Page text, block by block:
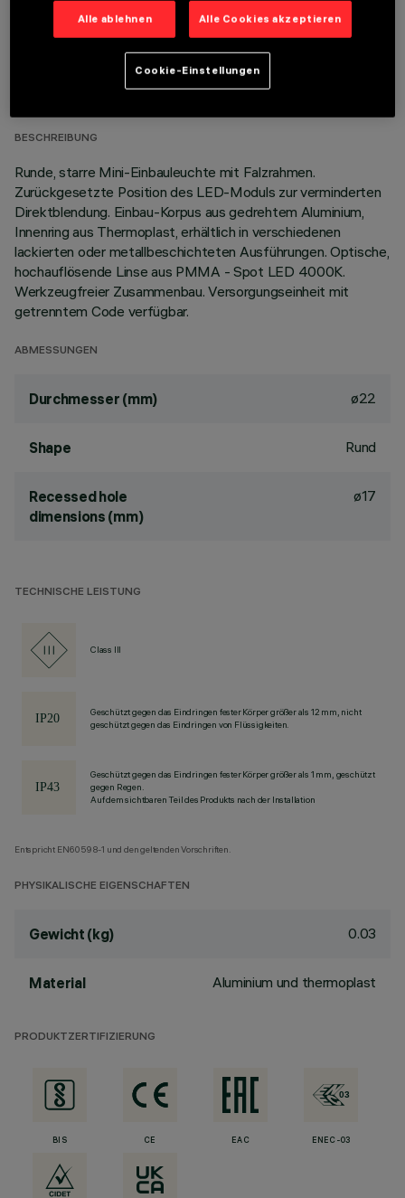
TECHNISCHE DATEN
LETZTES UPDATE: 05.08.2026
BESCHREIBUNG
Runde, starre Mini-Einbauleuchte mit Falzrahmen.
Zurückgesetzte Position des LED-Moduls zur verminderten
Direktblendung. Einbau-Korpus aus gedrehtem Aluminium,
Innenring aus Thermoplast, erhältlich in verschiedenen
lackierten oder metallbeschichteten Ausführungen. Optische,
hochauflösende Linse aus PMMA - Spot LED 4000K.
Werkzeugfreier Zusammenbau. Versorgungseinheit mit
getrenntem Code verfügbar.
ABMESSUNGEN
Durchmesser (mm) ø22
Shape Rund
Recessed hole
dimensions (mm)
ø17
TECHNISCHE LEISTUNG
Class III
Geschützt gegen das Eindringen fester Körper größer als 12 mm, nicht
geschützt gegen das Eindringen von Flüssigkeiten.
Geschützt gegen das Eindringen fester Körper größer als 1 mm, geschützt
gegen Regen.
Auf dem sichtbaren Teil des Produkts nach der Installation
Entspricht EN60598-1 und den geltenden Vorschriften.
PHYSIKALISCHE EIGENSCHAFTEN
Gewicht (kg) 0.03
Material Aluminium und thermoplast
PRODUKTZERTIFIZIERUNG
BIS CE EAC ENEC-03
Alle ablehnen Alle Cookies akzeptieren
Cookie-Einstellungen